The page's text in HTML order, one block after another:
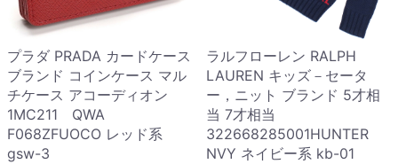
プラダ PRADA カードケース
ブランド コインケース マル
チケース アコーディオン
1MC211 QWA
F068ZFUOCO レッド系
gsw-3
ラルフローレン RALPH
LAUREN キッズ－セータ
ー，ニット ブランド 5才相
当 7才相当
322668285001HUNTER
NVY ネイビー系 kb-01